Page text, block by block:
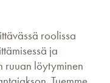
roolissa
ja
ruuan löytyminen